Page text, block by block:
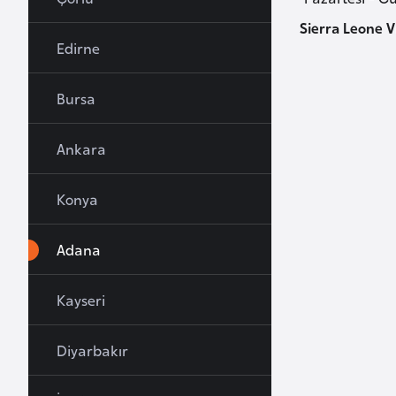
Sierra Leone
Edirne
Bursa
Ankara
Konya
Adana
Kayseri
Diyarbakır
y
z
r
b
a
y
c
a
n